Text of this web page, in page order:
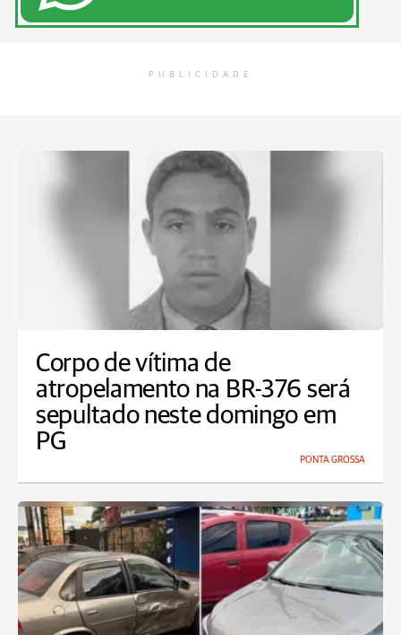
PUBLICIDADE
Corpo de vítima de
atropelamento na BR-376 será
sepultado neste domingo em
PG
PONTA GROSSA